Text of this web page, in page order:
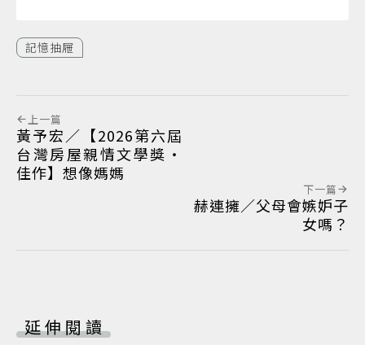
記憶抽屜
上一篇
黃予宏／【2026第六屆
台灣房屋親情文學獎‧
佳作】想像媽媽
下一篇
赫連擁／父母會嫉妒子
女嗎？
延伸閱讀